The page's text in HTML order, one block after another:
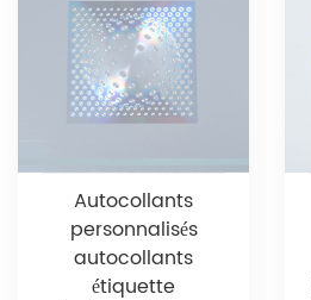
Autocollants
personnalisés
autocollants
étiquette